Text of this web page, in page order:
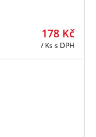
178 Kč
/ Kss DPH